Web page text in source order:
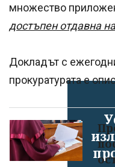
множество
достъпен отдавна
Докладът с
прокуратурата е